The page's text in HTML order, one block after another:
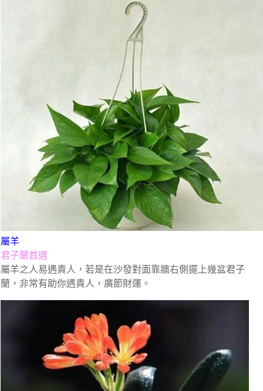
屬羊
君子蘭首選
屬羊之人易遇貴人，若是在沙發對面靠牆右側擺上幾盆君子
蘭，非常有助你遇貴人，廣節財運。